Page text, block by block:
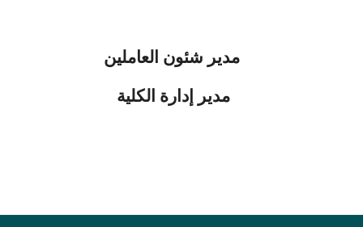
مدير شئون العاملين
مدير إدارة الكلية